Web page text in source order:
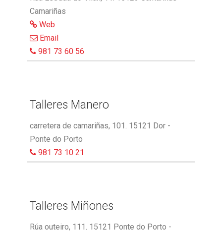
Camariñas
Web
Email
981 73 60 56
Talleres Manero
carretera de camariñas, 101. 15121 Dor -
Ponte do Porto
981 73 10 21
Talleres Miñones
Rúa outeiro, 111. 15121 Ponte do Porto -